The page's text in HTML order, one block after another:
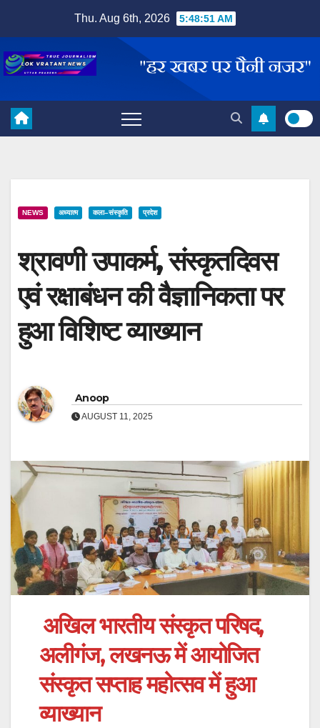
content
Thu. Aug 6th, 2026 5:48:52 AM
NEWS अध्यात्म कला–संस्कृति प्रदेश
श्रावणी उपाकर्म, संस्कृतदिवस
एवं रक्षाबंधन की वैज्ञानिकता पर
हुआ विशिष्ट व्याख्यान
Anoop
AUGUST 11, 2025
अखिल भारतीय संस्कृत परिषद,
अलीगंज, लखनऊ में आयोजित
संस्कृत सप्ताह महोत्सव में हुआ
व्याख्यान